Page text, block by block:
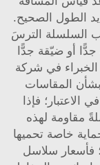
الطول الصحيح.
السلسلة الترسَ
جدًّا أو ضيّقة جدًّا
في شركة
المقاسات
الاعتبار؛ فإذا
مقاومة لهذه
خاصة تحميها
فأسعار سلاسل